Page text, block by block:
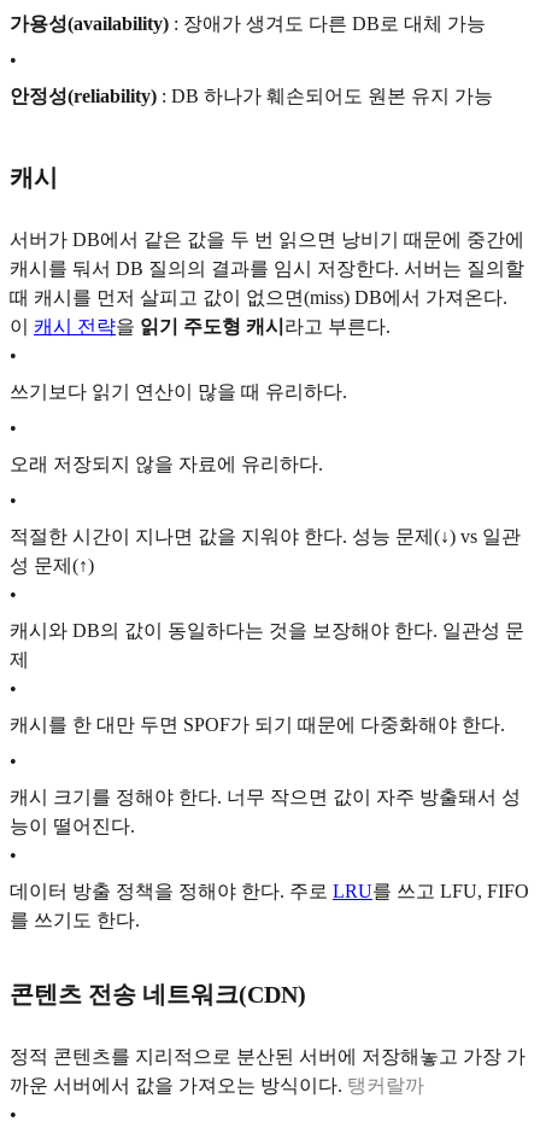
가용성(availability) : 장애가 생겨도 다른 DB로 대체 가능
•
안정성(reliability) : DB 하나가 훼손되어도 원본 유지 가능
캐시
서버가 DB에서 같은 값을 두 번 읽으면 낭비기 때문에 중간에
캐시를 둬서 DB 질의의 결과를 임시 저장한다. 서버는 질의할
때 캐시를 먼저 살피고 값이 없으면(miss) DB에서 가져온다.
이 캐시 전략을 읽기 주도형 캐시 라고 부른다.
•
쓰기보다 읽기 연산이 많을 때 유리하다.
•
오래 저장되지 않을 자료에 유리하다.
•
적절한 시간이 지나면 값을 지워야 한다. 성능 문제(↓) vs 일관
성 문제(↑)
•
캐시와 DB의 값이 동일하다는 것을 보장해야 한다. 일관성 문
제
•
캐시를 한 대만 두면 SPOF가 되기 때문에 다중화해야 한다.
•
캐시 크기를 정해야 한다. 너무 작으면 값이 자주 방출돼서 성
능이 떨어진다.
•
데이터 방출 정책을 정해야 한다. 주로 LRU를 쓰고 LFU, FIFO
를 쓰기도 한다.
콘텐츠 전송 네트워크(CDN)
정적 콘텐츠를 지리적으로 분산된 서버에 저장해놓고 가장 가
까운 서버에서 값을 가져오는 방식이다. 탱커랄까
•